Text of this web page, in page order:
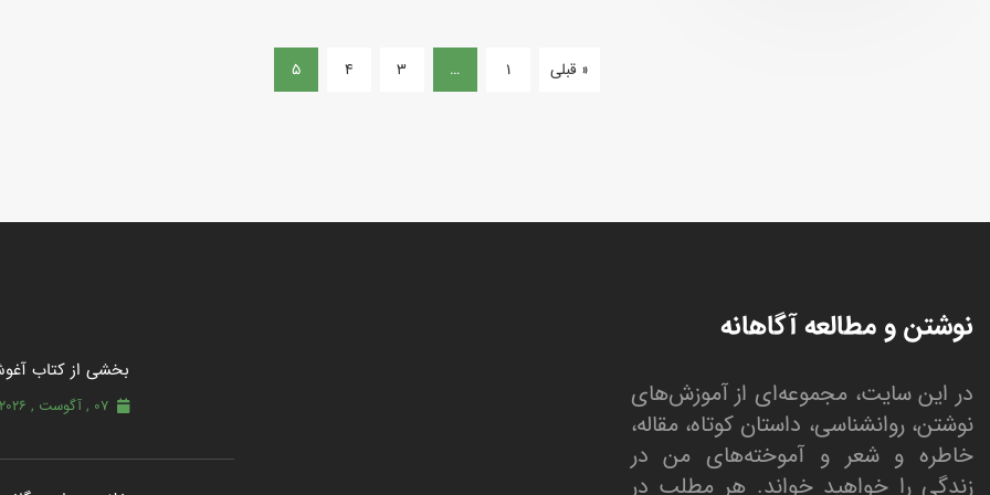
« قبلی 1
…
3
4
5
نوشتن و مطالعه آگاهانه
در این سایت، مجموعه‌ای از آموزش‌های
نوشتن، روانشناسی، داستان کوتاه، مقاله،
خاطره و شعر و آموخته‌های من در
زندگی را خواهید خواند. هر مطلب در
بخشی از کتاب
07 , آگوست , 2026